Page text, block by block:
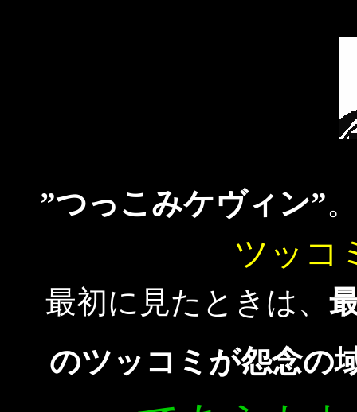
”つっこみケヴィン”。
ツッコ
最初に見たときは、
のツッコミが怨念の